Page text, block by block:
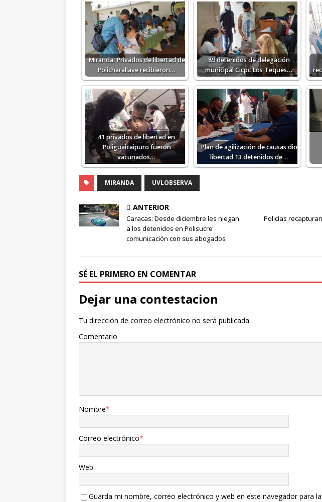
Miranda: Privados de libertad de
Policharallave recibieron…
89 detenidos de delegación
municipal Cicpc Los Teques…
41 privados de libertad en
Poliguaicaipuro fueron
vacunados…
Plan de agilización de causas dio
libertad 13 detenidos de…
MIRANDA UVLOBSERVA
ANTERIOR
Caracas: Desde diciembre les niegan
a los detenidos en Polisucre
comunicación con sus abogados
Policías
SÉ EL PRIMERO EN COMENTAR
Dejar una contestacion
Tu dirección de correo electrónico no será publicada.
Comentario
Nombre*
Correo electrónico*
Web
Guarda mi nombre, correo electrónico y web en este navegador para